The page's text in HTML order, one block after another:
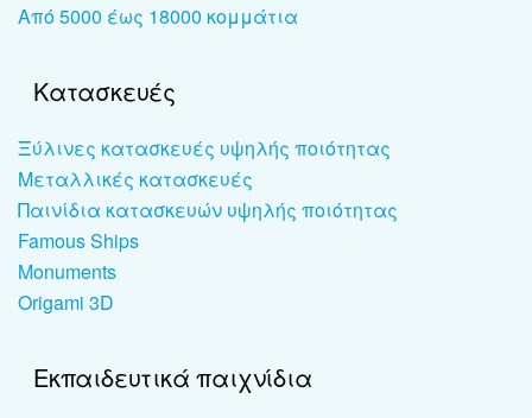
Από 5000 έως 18000 κομμάτια
Κατασκευές
Ξύλινες κατασκευές υψηλής ποιότητας
Μεταλλικές κατασκευές
Παινίδια κατασκευών υψηλής ποιότητας
Famous Ships
Monuments
Origami 3D
Εκπαιδευτικά παιχνίδια